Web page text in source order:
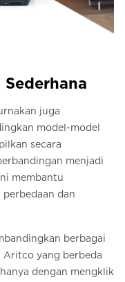
juga
model-model
secara
menjadi
membantu
dan
berbagai
yang berbeda
dengan mengklik